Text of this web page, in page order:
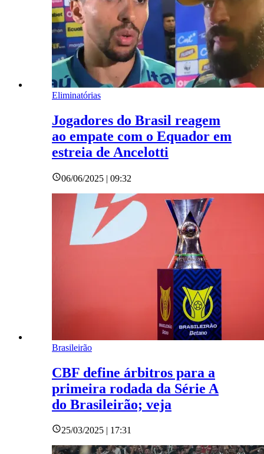
Eliminatórias
Jogadores do Brasil reagem
ao empate com o Equador em
estreia de Ancelotti
06/06/2025 | 09:32
Brasileirão
CBF define árbitros para a
primeira rodada da Série A
do Brasileirão; veja
25/03/2025 | 17:31